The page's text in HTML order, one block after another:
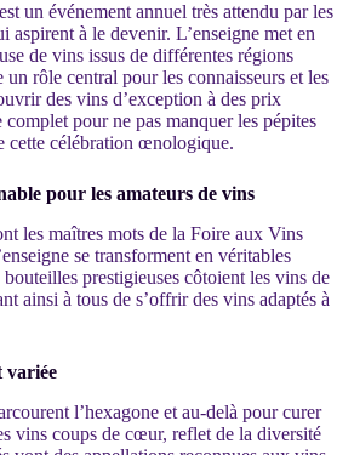
un événement annuel très attendu par les
aspirent à le devenir. L’enseigne met en
de vins issus de différentes régions
rôle central pour les connaisseurs et les
des vins d’exception à des prix
pour ne pas manquer les pépites
cette célébration œnologique.
pour les amateurs de vins
les maîtres mots de la Foire aux Vins
se transforment en véritables
prestigieuses côtoient les vins de
ainsi à tous de s’offrir des vins adaptés à
variée
l’hexagone et au-delà pour curer
vins coups de cœur, reflet de la diversité